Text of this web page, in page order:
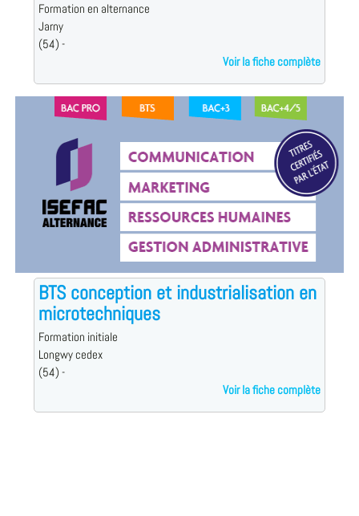
Formation en alternance
Jarny
(54) -
Voir la fiche complète
BTS conception et industrialisation en
microtechniques
Formation initiale
Longwy cedex
(54) -
Voir la fiche complète